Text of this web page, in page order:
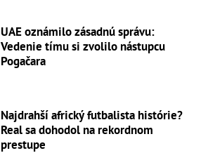
UAE oznámilo zásadnú správu:
Vedenie tímu si zvolilo nástupcu
Pogačara
Najdrahší africký futbalista histórie?
Real sa dohodol na rekordnom
prestupe